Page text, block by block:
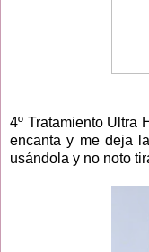
4º Tratamiento Ultra
encanta y me deja
usándola y no noto